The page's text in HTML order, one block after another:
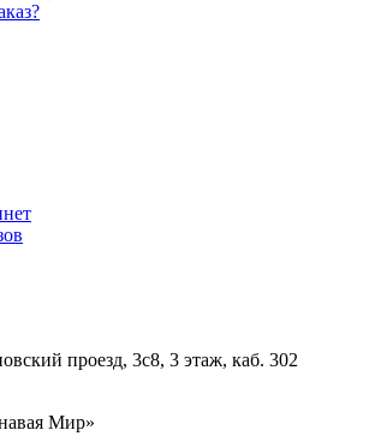
проезд, 3с8, 3 этаж, каб. 302
Мир»